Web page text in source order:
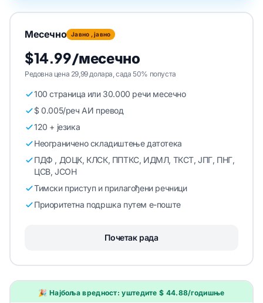
Месечно Јавно , јавно
$14.99/месечно
Редовна цена 29,99 долара, сада 50% попуста
100 страница или 30.000 речи месечно
$ 0.005/реч АИ превод
120 + језика
Неограничено складиштење датотека
ПДФ , ДОЦК, КЛСК, ППТКС, ИДМЛ, ТКСТ, ЈПГ, ПНГ,
ЦСВ, ЈСОН
Тимски приступ и прилагођени речници
Приоритетна подршка путем е-поште
Почетак рада
🎉 Најбоља вредност: уштедите $ 44.88/годишње